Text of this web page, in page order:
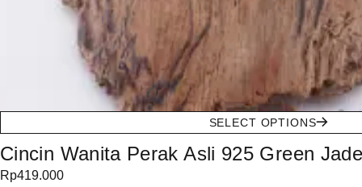
SELECT OPTIONS
Cincin Wanita Perak Asli 925 Green
Rp419.000